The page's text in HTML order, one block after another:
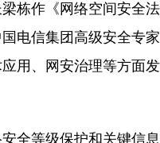
栋作《网络空间安全
电信集团高级安全专
用、网安治理等方面
等级保护和关键信息